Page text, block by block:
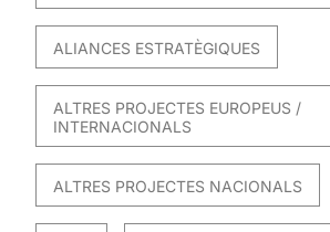
ALIANCES ESTRATÈGIQUES
ALTRES PROJECTES EUROPEUS /
INTERNACIONALS
ALTRES PROJECTES NACIONALS